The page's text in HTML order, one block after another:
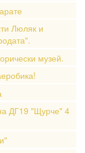
Люляк и
музей.
ДГ19 "Щурче" 4